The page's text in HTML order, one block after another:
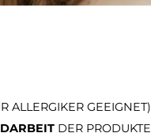
ALLERGIKER GEEIGNET)
DER PRODUKTE